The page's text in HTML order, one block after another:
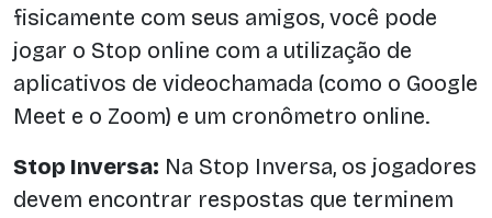
fisicamente com seus amigos, você pode
jogar o Stop online com a utilização de
aplicativos de videochamada (como o Google
Meet e o Zoom) e um cronômetro online.
Stop Inversa: Na Stop Inversa, os jogadores
devem encontrar respostas que terminem